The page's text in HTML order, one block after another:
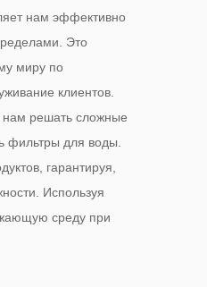
нам эффективно
Это
миру по
клиентов.
нам решать сложные
фильтры для воды.
гарантируя,
Используя
среду при